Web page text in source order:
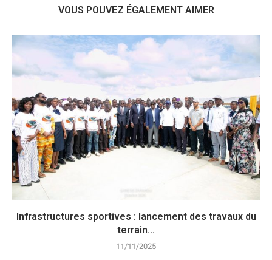
VOUS POUVEZ ÉGALEMENT AIMER
Infrastructures sportives : lancement des travaux du
terrain...
11/11/2025